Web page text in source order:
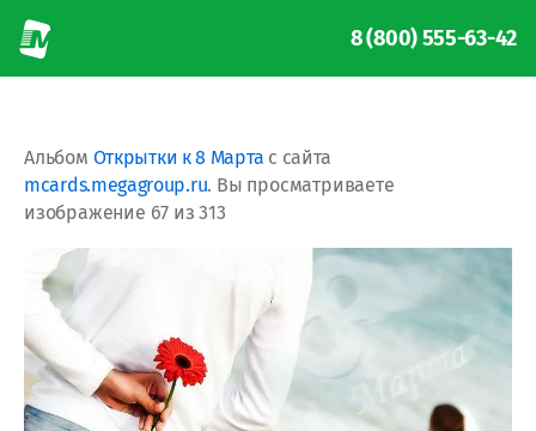
8 (800) 555-63-42
Альбом Открытки к 8 Марта с сайта
mcards.megagroup.ru. Вы просматриваете
изображение 67 из 313